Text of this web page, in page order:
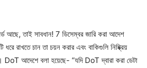
আছে, তাই সাবধান! 7 ডিসেম্বর জারি করা আদেশ
রাখতে চান তা চয়ন করার এবং বাকিগুলি নিষ্ক্রিয়
DoT আদেশে বলা হয়েছে- “যদি DoT দ্বারা করা ডেটা